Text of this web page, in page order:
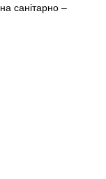
санітарно –